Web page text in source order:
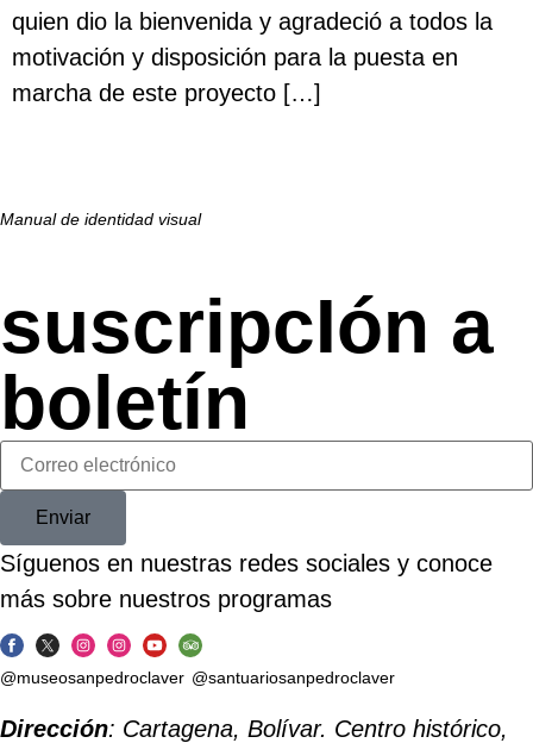
quien dio la bienvenida y agradeció a todos la
motivación y disposición para la puesta en
marcha de este proyecto […]
Manual de identidad visual
suscripcIón a
boletín
Enviar
Síguenos en nuestras redes sociales y conoce
más sobre nuestros programas
@museosanpedroclaver @santuariosanpedroclaver
Dirección: Cartagena, Bolívar. Centro histórico,